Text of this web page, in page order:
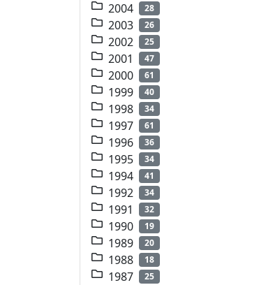
2004 28
2003 26
2002 25
2001 47
2000 61
1999 40
1998 34
1997 61
1996 36
1995 34
1994 41
1992 34
1991 32
1990 19
1989 20
1988 18
1987 25